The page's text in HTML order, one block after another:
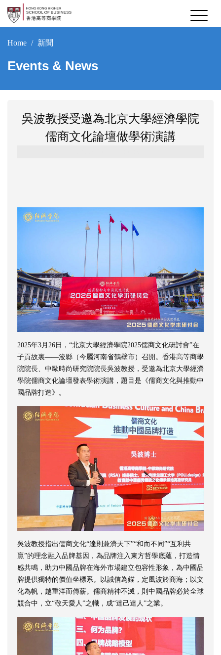
Home 新聞
Events & News
吳波教授受邀為北京大學經濟學院
儒商文化論壇做學術演講
2025年3月26日，“北京大學經濟學院2025儒商文化研討會”在
子貢故裏——浚縣（今屬河南省鶴壁市）召開。香港高等商學
院院長、中歐時尚研究院院長吳波教授，受邀為北京大學經濟
學院儒商文化論壇發表學術演講，題目是《儒商文化與推動中
國品牌打造》。
吳波教授指出儒商文化“達則兼濟天下”“和而不同”“互利共
贏”的理念融入品牌基因，為品牌注入東方哲學底蘊，打造情
感共鳴，助力中國品牌在海外市場建立包容性形象，為中國品
牌提供獨特的價值坐標系。以誠信為錨，定風波於商海；以文
化為帆，越重洋而傳薪。儒商精神不滅，則中國品牌必於全球
競合中，立“敬天愛人”之幟，成“達己達人”之業。